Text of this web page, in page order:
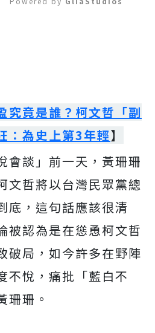
究竟是誰？柯文哲「副
：為史上第3年輕】
會談」前一天，黃珊珊
文哲將以台灣民眾黨總
底，這句話應該很清
被認為是在慫恿柯文哲
破局，如今許多在野陣
不悅，痛批「藍白不
珊珊。